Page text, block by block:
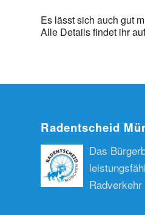
Es lässt sich auch gut
Alle Details findet ihr
Radentscheid
Das